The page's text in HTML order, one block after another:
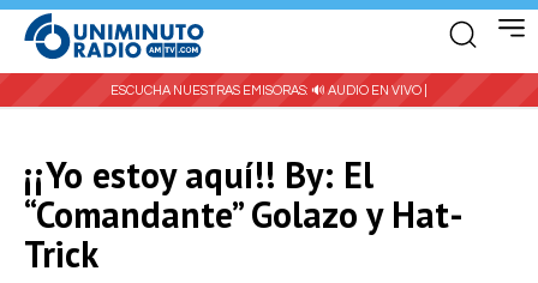
ESCUCHA NUESTRAS EMISORAS: 🔊 AUDIO EN VIVO |
¡¡Yo estoy aquí!! By: El
“Comandante” Golazo y Hat-
Trick